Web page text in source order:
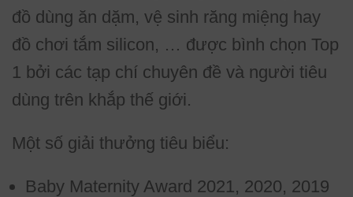
đồ dùng ăn dặm, vệ sinh răng miệng hay
đồ chơi tắm silicon, … được bình chọn Top
1 bởi các tạp chí chuyên đề và người tiêu
dùng trên khắp thế giới.
Một số giải thưởng tiêu biểu:
Baby Maternity Award 2021, 2020, 2019